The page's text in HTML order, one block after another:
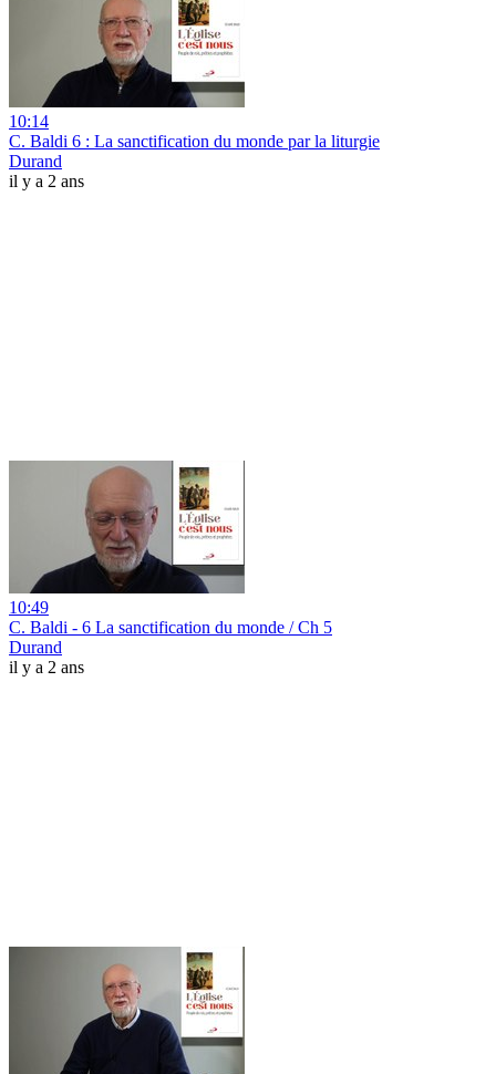
10:14
C. Baldi 6 : La sanctification du monde par la liturgie
Durand
il y a 2 ans
10:49
C. Baldi - 6 La sanctification du monde / Ch 5
Durand
il y a 2 ans